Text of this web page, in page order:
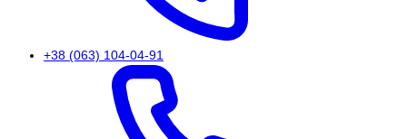
+38 (063) 104-04-91